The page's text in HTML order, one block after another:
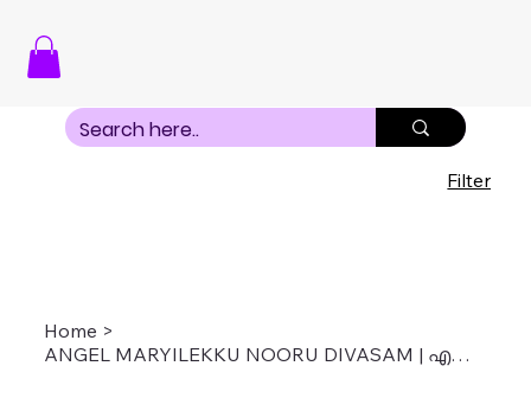
Home >
ANGEL MARYILEKKU NOORU DIVASAM | എയ്ഞ്ചൽ മേരിയിലേക്ക് 100 ദിവസം
Filter